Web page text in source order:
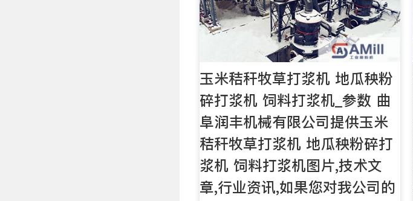
玉米秸秆牧草打浆机 地瓜秧粉
碎打浆机 饲料打浆机_参数 曲
阜润丰机械有限公司提供玉米
秸秆牧草打浆机 地瓜秧粉碎打
浆机 饲料打浆机图片,技术文
章,行业资讯,如果您对我公司的